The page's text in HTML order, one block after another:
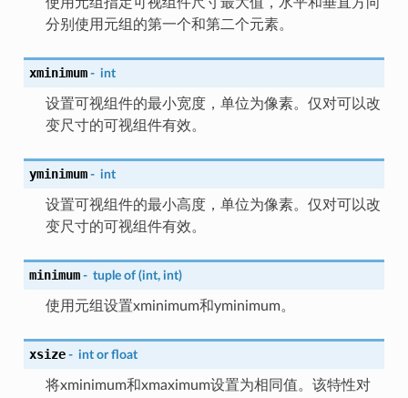
分别使用元组的第一个和第二个元素。
xminimum - int
设置可视组件的最小宽度，单位为像素。仅对可以改
变尺寸的可视组件有效。
yminimum - int
设置可视组件的最小高度，单位为像素。仅对可以改
变尺寸的可视组件有效。
minimum - tuple of (int, int)
使用元组设置xminimum和yminimum。
xsize - int or float
将xminimum和xmaximum设置为相同值。该特性对